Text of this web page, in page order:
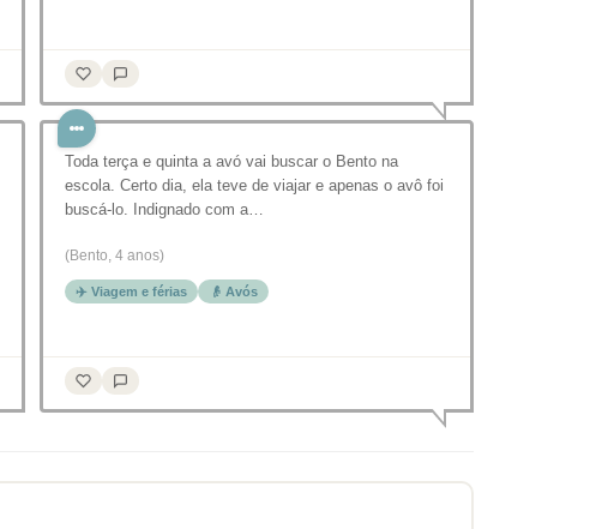
Toda terça e quinta a avó vai buscar o Bento na
escola. Certo dia, ela teve de viajar e apenas o avô foi
buscá-lo. Indignado com a…
(Bento, 4 anos)
✈️ Viagem e férias 👴 Avós